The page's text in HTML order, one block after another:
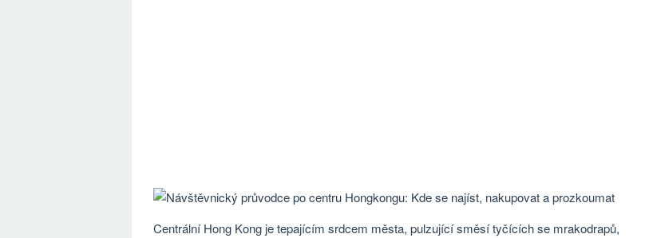
Centrální Hong Kong je tepajícím srdcem města, pulzující směsí tyčících se mrakodrapů,